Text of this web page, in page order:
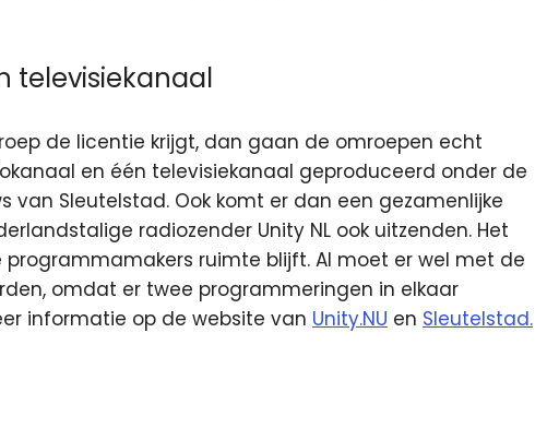
televisiekanaal
de licentie krijgt, dan gaan de omroepen echt
en één televisiekanaal geproduceerd onder de
van Sleutelstad. Ook komt er dan een gezamenlijke
radiozender Unity NL ook uitzenden. Het
ruimte blijft. Al moet er wel met de
omdat er twee programmeringen in elkaar
informatie op de website van Unity.NU en Sleutelstad.